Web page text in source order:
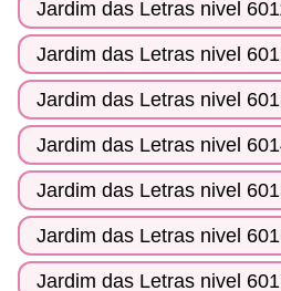
Jardim das Letras nivel
Jardim das Letras nivel
Jardim das Letras nivel
Jardim das Letras nivel
Jardim das Letras nivel
Jardim das Letras nivel
Jardim das Letras nivel